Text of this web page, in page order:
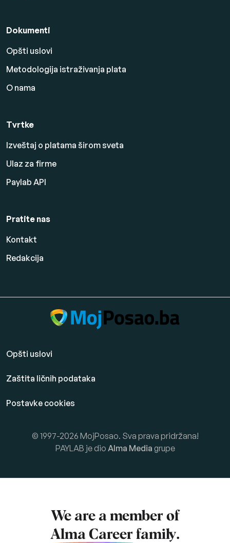
Dokumenti
Opšti uslovi
Metodologija istraživanja plata
O nama
Tvrtke
Izveštaj o platama širom sveta
Ulaz za firme
Paylab API
Pratite nas
Kontakt
Redakcija
Opšti uslovi
Zaštita ličnih podataka
Postavke cookies
© 1997-2026 MojPosao. Sva prava pridržana!
PAYLAB je dio Alma Media grupe
We are a member of
Alma Career family.